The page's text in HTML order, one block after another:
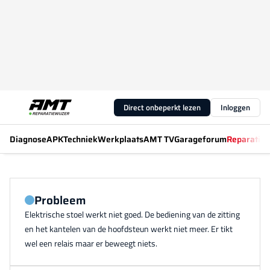
Direct onbeperkt lezen Inloggen
DiagnoseAPKTechniekWerkplaatsAMT TVGarageforum
Probleem
Elektrische stoel werkt niet goed. De bediening van de zitting
en het kantelen van de hoofdsteun werkt niet meer. Er tikt
wel een relais maar er beweegt niets.